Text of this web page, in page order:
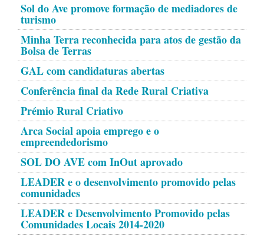
Sol do Ave promove formação de mediadores de
turismo
Minha Terra reconhecida para atos de gestão da
Bolsa de Terras
GAL com candidaturas abertas
Conferência final da Rede Rural Criativa
Prémio Rural Criativo
Arca Social apoia emprego e o
empreendedorismo
SOL DO AVE com InOut aprovado
LEADER e o desenvolvimento promovido pelas
comunidades
LEADER e Desenvolvimento Promovido pelas
Comunidades Locais 2014-2020